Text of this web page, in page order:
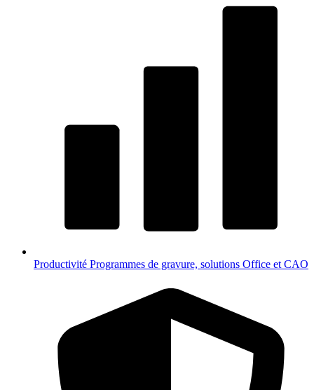
Productivité Programmes de gravure, solutions Office et CAO